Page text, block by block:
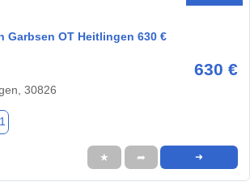
Garbsen OT Heitlingen 630 €
630 €
30826
★ ➦ ➜